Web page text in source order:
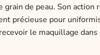
de peau. Son action
précieuse pour
le maquillage dans